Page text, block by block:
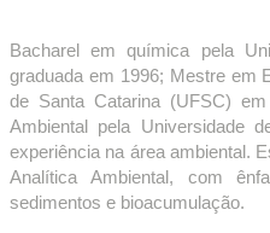
Bacharel em química pela
graduada em 1996; Mestre em
de Santa Catarina (UFSC)
Ambiental pela Universidade
experiência na área ambiental.
Analítica Ambiental, com
sedimentos e bioacumulação.